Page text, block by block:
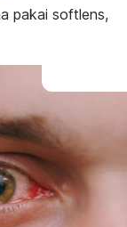
pakai softlens,